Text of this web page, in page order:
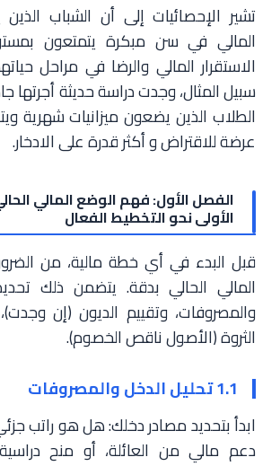
تشير الإحصائيات إلى أن الشباب الذين
المالي في سن مبكرة يتمتعون
الاستقرار المالي والرضا في مراحل
سبيل المثال، وجدت دراسة حديثة أجرتها
الطلاب الذين يضعون ميزانيات شهرية
عرضة للاقتراض و أكثر قدرة على الادخار.
الفصل الأول: فهم الوضع المالي
الأولى نحو التخطيط الفعال
قبل البدء في أي خطة مالية، من
المالي الحالي بدقة. يتضمن ذلك
والمصروفات، وتقييم الديون (إن
الثروة (الأصول ناقص الخصوم).
1.1 تحليل الدخل والمصروفات
ابدأ بتحديد مصادر دخلك: هل هو راتب
دعم مالي من العائلة، أو منح